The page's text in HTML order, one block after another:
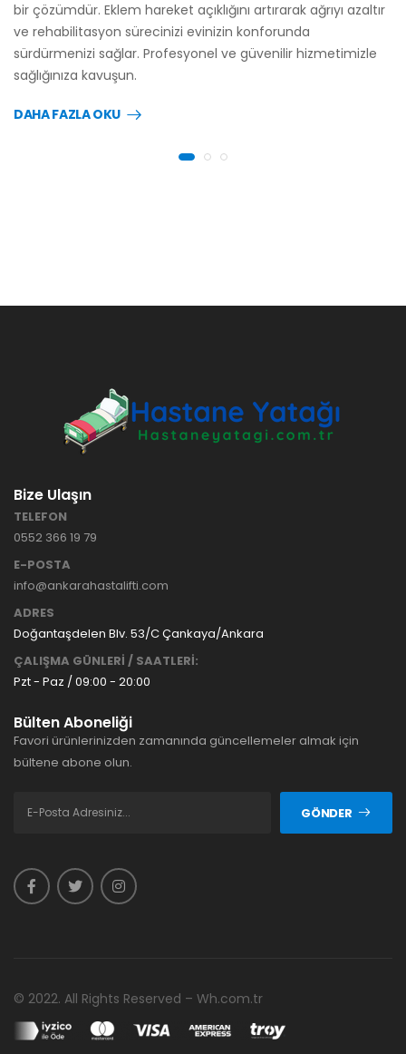
bir çözümdür. Eklem hareket açıklığını artırarak ağrıyı azaltır
ve rehabilitasyon sürecinizi evinizin konforunda
sürdürmenizi sağlar. Profesyonel ve güvenilir hizmetimizle
sağlığınıza kavuşun.
DAHA FAZLA OKU
Bize Ulaşın
TELEFON
0552 366 19 79
E-POSTA
info@ankarahastalifti.com
ADRES
Doğantaşdelen Blv. 53/C Çankaya/Ankara
ÇALIŞMA GÜNLERİ / SAATLERİ:
Pzt - Paz / 09:00 - 20:00
Bülten Aboneliği
Favori ürünlerinizden zamanında güncellemeler almak için
bültene abone olun.
GÖNDER
© 2022. All Rights Reserved – Wh.com.tr